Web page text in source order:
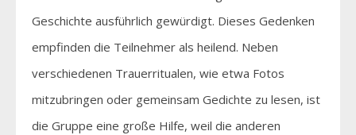
Geschichte ausführlich gewürdigt. Dieses Gedenken
empfinden die Teilnehmer als heilend. Neben
verschiedenen Trauerritualen, wie etwa Fotos
mitzubringen oder gemeinsam Gedichte zu lesen, ist
die Gruppe eine große Hilfe, weil die anderen